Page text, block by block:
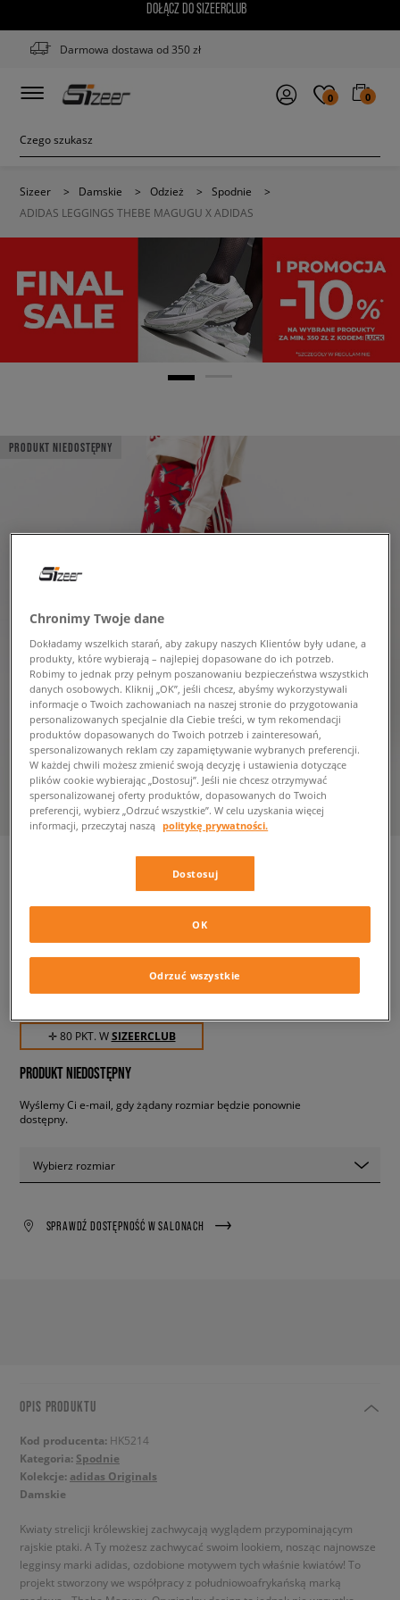
DOŁĄCZ DO SIZEERCLUB
Darmowa dostawa od 350 zł
0 0
Sizeer > Damskie > Odzież > Spodnie
>
ADIDAS LEGGINGS THEBE MAGUGU X ADIDAS
PRODUKT NIEDOSTĘPNY
ADIDAS LEGGINGS THEBE
damskie, spodnie
79,99 zł
✛ 80 PKT. WSIZEERCLUB
PRODUKT NIEDOSTĘPNY
Wyślemy Ci e-mail, gdy żądany rozmiar będzie ponownie
dostępny.
Wybierz rozmiar
SPRAWDŹ DOSTĘPNOŚĆ W SALONACH
OPIS PRODUKTU
Kod producenta: HK5214
Kategoria: Spodnie
Kolekcje: adidas Originals
Damskie
Kwiaty strelicji królewskiej zachwycają wyglądem przypominającym
rajskie ptaki. A Ty możesz zachwycać swoim lookiem, nosząc najnowsze
legginsy marki adidas, ozdobione motywem tych właśnie kwiatów! To
projekt stworzony we współpracy z południowoafrykańską marką
Chronimy Twoje dane
Dokładamy wszelkich starań, aby zakupy naszych Klientów były udane, a
produkty, które wybierają – najlepiej dopasowane do ich potrzeb.
Robimy to jednak przy pełnym poszanowaniu bezpieczeństwa wszystkich
danych osobowych. Kliknij „OK”, jeśli chcesz, abyśmy wykorzystywali
informacje o Twoich zachowaniach na naszej stronie do przygotowania
personalizowanych specjalnie dla Ciebie treści, w tym rekomendacji
produktów dopasowanych do Twoich potrzeb i zainteresowań,
spersonalizowanych reklam czy zapamiętywanie wybranych preferencji.
W każdej chwili możesz zmienić swoją decyzję i ustawienia dotyczące
plików cookie wybierając „Dostosuj”. Jeśli nie chcesz otrzymywać
spersonalizowanej oferty produktów, dopasowanych do Twoich
preferencji, wybierz „Odrzuć wszystkie”. W celu uzyskania więcej
informacji, przeczytaj naszą politykę prywatności.
Dostosuj
Odrzuć wszystkie
OK